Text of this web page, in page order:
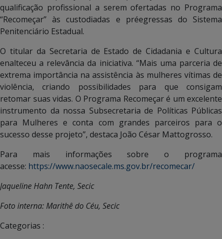
qualificação profissional a serem ofertadas no Programa
“Recomeçar” às custodiadas e préegressas do Sistema
Penitenciário Estadual.
O titular da Secretaria de Estado de Cidadania e Cultura
enalteceu a relevância da iniciativa. “Mais uma parceria de
extrema importância na assistência às mulheres vítimas de
violência, criando possibilidades para que consigam
retomar suas vidas. O Programa Recomeçar é um excelente
instrumento da nossa Subsecretaria de Políticas Públicas
para Mulheres e conta com grandes parceiros para o
sucesso desse projeto”, destaca João César Mattogrosso.
Para mais informações sobre o programa
acesse: https://www.naosecale.ms.gov.br/recomecar/
Jaqueline Hahn Tente, Secic
Foto interna: Marithê do Céu, Secic
Categorias :